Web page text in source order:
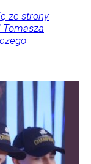
ze strony